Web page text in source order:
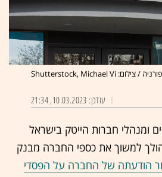
עודכן: 10.03.2023, 21:34
ומנהלי חברות הייטק בישראל
למשוך את כספי החברה מבנק
הודעתה של החברה על הפסדי